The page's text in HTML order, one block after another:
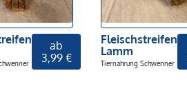
ab
3,99 €
Fleischstreifen
Lamm
Tiernahrung Schwenner